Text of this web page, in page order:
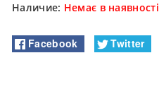
Наличие: Немає в наявності
Facebook Twitter